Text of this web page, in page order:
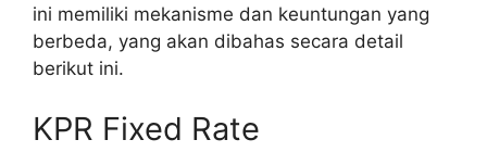
ini memiliki mekanisme dan keuntungan yang
berbeda, yang akan dibahas secara detail
berikut ini.
KPR Fixed Rate